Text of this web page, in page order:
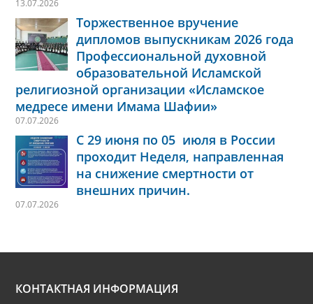
13.07.2026
Торжественное вручение
дипломов выпускникам 2026 года
Профессиональной духовной
образовательной Исламской
религиозной организации «Исламское
медресе имени Имама Шафии»
07.07.2026
С 29 июня по 05 июля в России
проходит Неделя, направленная
на снижение смертности от
внешних причин.
07.07.2026
КОНТАКТНАЯ ИНФОРМАЦИЯ